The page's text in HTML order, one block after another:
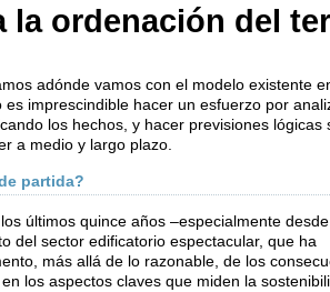
la ordenación del
adónde vamos con el modelo existente
es imprescindible hacer un esfuerzo por
los hechos, y hacer previsiones lógicas
a medio y largo plazo.
partida?
últimos quince años –especialmente desde
del sector edificatorio espectacular, que ha
más allá de lo razonable, de los
los aspectos claves que miden la